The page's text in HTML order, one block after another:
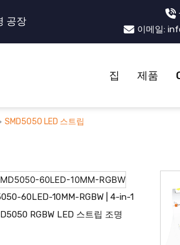
공장
이메일:
집 제품
SMD5050 LED 스트립
60LED-10MM-RGBW | 4-in-1
RGBW LED 스트립 조명